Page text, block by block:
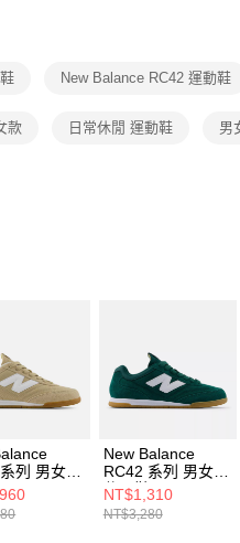
過由恩沛科技股份有限公司提供之「
依本服務之必要範圍內提供個人資料，
個人資料處理事宜，請瀏覽以下網址：
New Balance RC42 運動鞋
款 日常休閒 運動鞋 男
列 男女
URC42DC-
New Balance
RC42 系列 男女
休閒鞋 URC42SD-
D
NT$1,310
NT$3,280